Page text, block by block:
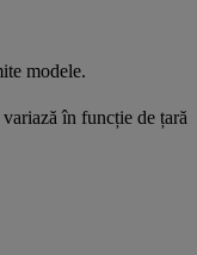
modele.
în funcție de țară